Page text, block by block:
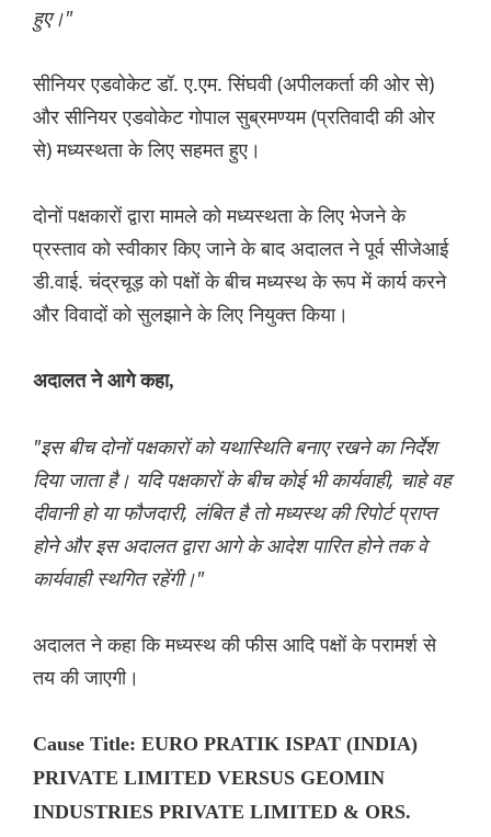
हुए।"
सीनियर एडवोकेट डॉ. ए.एम. सिंघवी (अपीलकर्ता की ओर से)
और सीनियर एडवोकेट गोपाल सुब्रमण्यम (प्रतिवादी की ओर
से) मध्यस्थता के लिए सहमत हुए।
दोनों पक्षकारों द्वारा मामले को मध्यस्थता के लिए भेजने के
प्रस्ताव को स्वीकार किए जाने के बाद अदालत ने पूर्व सीजेआई
डी.वाई. चंद्रचूड़ को पक्षों के बीच मध्यस्थ के रूप में कार्य करने
और विवादों को सुलझाने के लिए नियुक्त किया।
अदालत ने आगे कहा,
"इस बीच दोनों पक्षकारों को यथास्थिति बनाए रखने का निर्देश
दिया जाता है। यदि पक्षकारों के बीच कोई भी कार्यवाही, चाहे वह
दीवानी हो या फौजदारी, लंबित है तो मध्यस्थ की रिपोर्ट प्राप्त
होने और इस अदालत द्वारा आगे के आदेश पारित होने तक वे
कार्यवाही स्थगित रहेंगी।"
अदालत ने कहा कि मध्यस्थ की फीस आदि पक्षों के परामर्श से
तय की जाएगी।
Cause Title: EURO PRATIK ISPAT (INDIA)
PRIVATE LIMITED VERSUS GEOMIN
INDUSTRIES PRIVATE LIMITED & ORS.